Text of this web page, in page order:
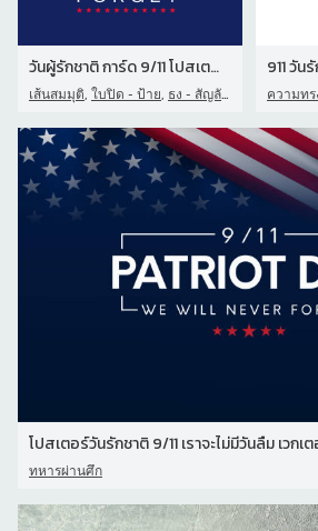
วันผู้รักชาติ การ์ด 9/11 โปสเตอร์ เราจะไม่มีวันลืม เวกเตอร์
เส้นสมมุติ, ใบปิด - ป้าย, ธง - สัญลักษณ์ ความทร
โปสเตอร์วันรักชาติ 9/11 เราจะไม่มีวันลืม เวกเ
ทหารผ่านศึก